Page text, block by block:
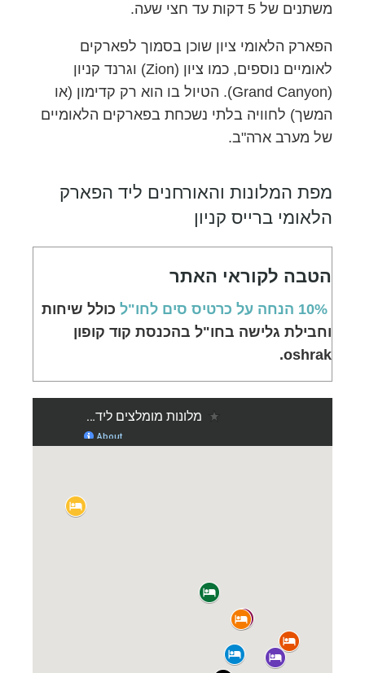
משתנים של 5 דקות עד חצי שעה.
הפארק הלאומי ציון שוכן בסמוך לפארקים
לאומיים נוספים, כמו ציון (Zion) וגרנד קניון
(Grand Canyon). הטיול בו הוא רק קדימון (או
המשך) לחוויה בלתי נשכחת בפארקים הלאומיים
של מערב ארה"ב.
מפת המלונות והאורחנים ליד הפארק
הלאומי ברייס קניון
הטבה לקוראי האתר
כולל שיחות
וחבילת גלישה בחו"ל בהכנסת קוד קופון
oshrak.